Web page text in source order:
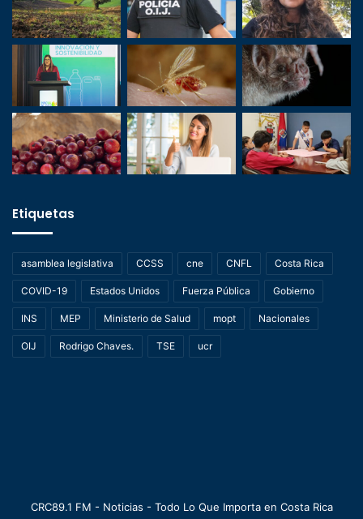
Etiquetas
asamblea legislativa CCSS cne CNFL Costa Rica
COVID-19 Estados Unidos Fuerza Pública Gobierno
INS MEP Ministerio de Salud mopt Nacionales
OIJ Rodrigo Chaves. TSE ucr
CRC89.1 FM - Noticias - Todo Lo Que Importa en Costa Rica